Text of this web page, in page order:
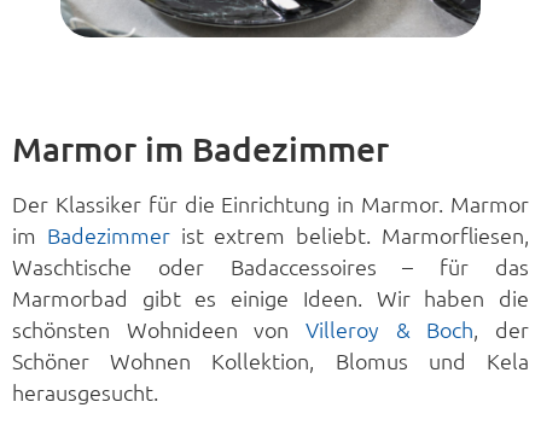
Marmor im Badezimmer
Der Klassiker für die Einrichtung in Marmor. Marmor
im Badezimmer ist extrem beliebt. Marmorfliesen,
Waschtische oder Badaccessoires – für das
Marmorbad gibt es einige Ideen. Wir haben die
schönsten Wohnideen von Villeroy & Boch , der
Schöner Wohnen Kollektion, Blomus und Kela
herausgesucht.